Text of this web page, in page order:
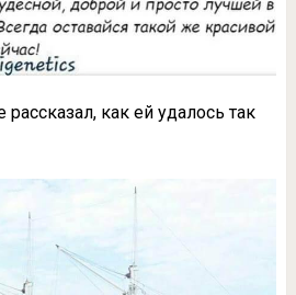
как ей удалось так